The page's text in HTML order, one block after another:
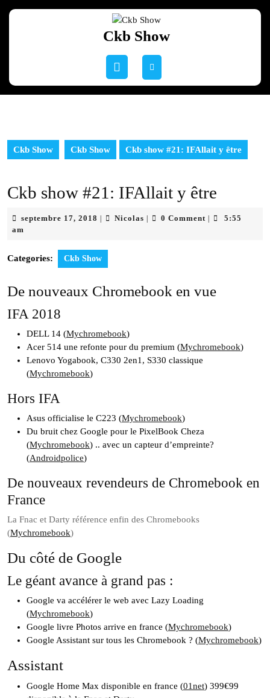
Ckb Show
Ckb Show Ckb Show Ckb show #21: IFAllait y être
Ckb show #21: IFAllait y être
septembre 17, 2018 septembre
| Nicolas Nicolas
| 0 Comment |
5:55
am
Categories: Ckb Show
De nouveaux Chromebook en vue
IFA 2018
DELL 14 (Mychromebook)
Acer 514 une refonte pour du premium (Mychromebook)
Lenovo Yogabook, C330 2en1, S330 classique
(Mychromebook)
Hors IFA
Asus officialise le C223 (Mychromebook)
Du bruit chez Google pour le PixelBook Cheza
(Mychromebook) .. avec un capteur d’empreinte?
(Androidpolice)
De nouveaux revendeurs de Chromebook en
France
La Fnac et Darty référence enfin des Chromebooks
(Mychromebook)
Du côté de Google
Le géant avance à grand pas :
Google va accélérer le web avec Lazy Loading
(Mychromebook)
Google livre Photos arrive en france (Mychromebook)
Google Assistant sur tous les Chromebook ? (Mychromebook)
Assistant
Google Home Max disponible en france (01net) 399€99